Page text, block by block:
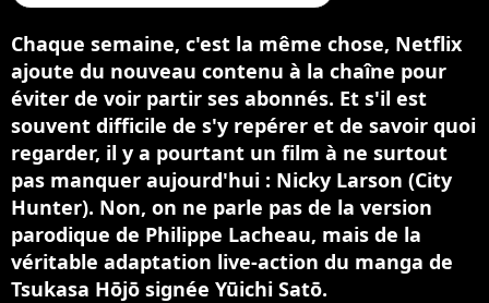
Chaque semaine, c'est la même chose, Netflix
ajoute du nouveau contenu à la chaîne pour
éviter de voir partir ses abonnés. Et s'il est
souvent difficile de s'y repérer et de savoir quoi
regarder, il y a pourtant un film à ne surtout
pas manquer aujourd'hui : Nicky Larson (City
Hunter). Non, on ne parle pas de la version
parodique de Philippe Lacheau, mais de la
véritable adaptation live-action du manga de
Tsukasa Hōjō signée Yūichi Satō.